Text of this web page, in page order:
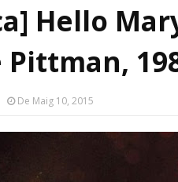
Hello
Pittman,
De Maig 10, 2015